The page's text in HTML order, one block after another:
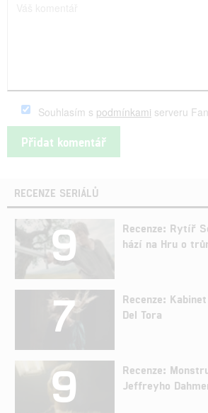
Souhlasím s podmínkami serveru
RECENZE SERIÁLŮ
9
Recenze: Rytíř
hází na Hru o
7
Recenze:
Del Tora
9
Recenze:
Jeffreyho